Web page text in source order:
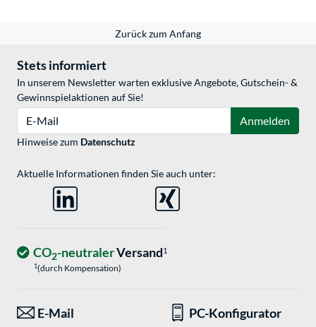
Zurück zum Anfang
Stets informiert
In unserem Newsletter warten exklusive Angebote, Gutschein- &
Gewinnspielaktionen auf Sie!
Anmelden
Hinweise zum Datenschutz
Aktuelle Informationen finden Sie auch unter:
CO2-neutralerVersand1
1(durch Kompensation)
E-Mail PC-Konfigurator